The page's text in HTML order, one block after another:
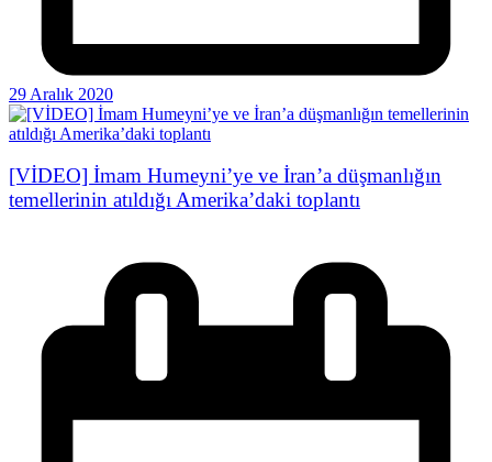
29 Aralık 2020
[VİDEO] İmam Humeyni’ye ve İran’a düşmanlığın
temellerinin atıldığı Amerika’daki toplantı